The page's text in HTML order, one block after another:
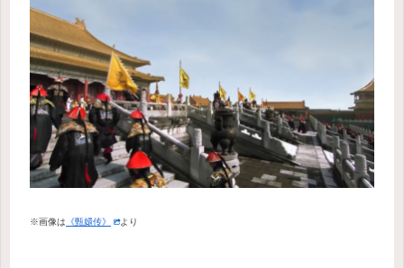
※画像は 《甄嬛传》 より